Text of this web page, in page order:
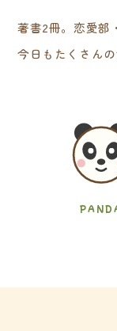
著書2冊。恋愛部
今日もたくさん